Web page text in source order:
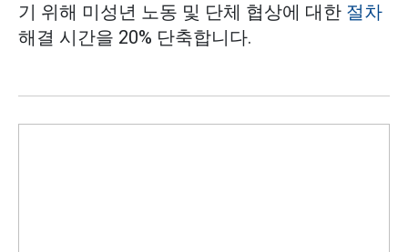
기 위해 미성년 노동 및 단체 협상에 대한 절차
해결 시간을 20% 단축합니다.